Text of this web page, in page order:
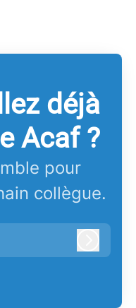
déjà
Acaf ?
pour
collègue.